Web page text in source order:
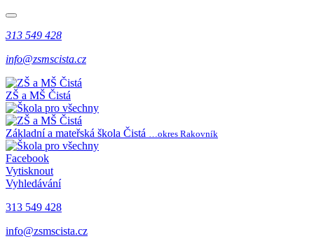
313 549 428
info@zsmscista.cz
ZŠ a MŠ Čistá
Základní a mateřská škola Čistá …okres Rakovník
Facebook
Vytisknout
Vyhledávání
313 549 428
info@zsmscista.cz